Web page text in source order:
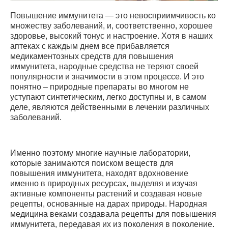
Повышение иммунитета — это невосприимчивость ко
множеству заболеваний, и, соответственно, хорошее
здоровье, высокий тонус и настроение. Хотя в наших
аптеках с каждым днем все прибавляется
медикаментозных средств для повышения
иммунитета, народные средства не теряют своей
популярности и значимости в этом процессе. И это
понятно – природные препараты во многом не
уступают синтетическим, легко доступны и, в самом
деле, являются действенными в лечении различных
заболеваний.
Именно поэтому многие научные лаборатории,
которые занимаются поиском веществ для
повышения иммунитета, находят вдохновение
именно в природных ресурсах, выделяя и изучая
активные компоненты растений и создавая новые
рецепты, основанные на дарах природы. Народная
медицина веками создавала рецепты для повышения
иммунитета, передавая их из поколения в поколение.